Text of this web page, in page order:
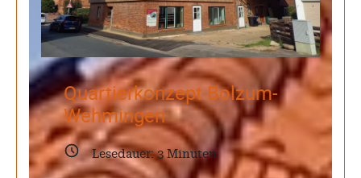
Quartierkonzept Bolzum-
Wehmingen
Lesedauer:3Minuten